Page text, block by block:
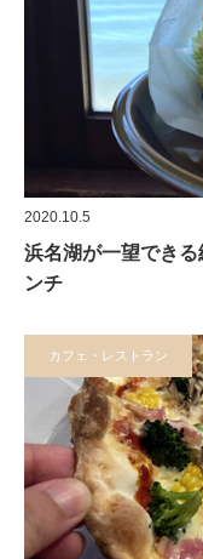
2020.10.5
浜名湖が一望でき
ンチ
カフェ・レストラン